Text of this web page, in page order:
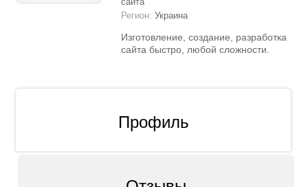
Регион: Украина
Изготовление, создание, разработка
сайта быстро, любой сложности.
Профиль